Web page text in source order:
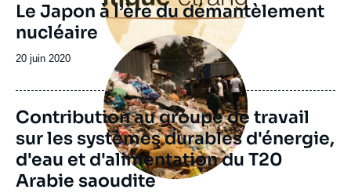
Le Japon à l’ère du démantèlement
nucléaire
Date
publication
20 juin 2020
Image
principale
Contribution au groupe de travail
sur les systèmes durables d'énergie,
d'eau et d'alimentation du T20
Arabie saoudite